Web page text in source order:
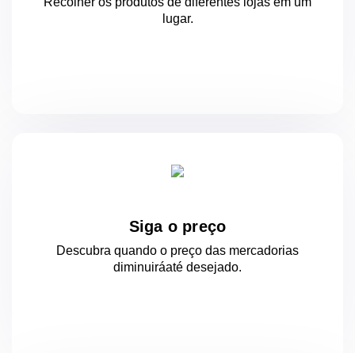
lugar.
Siga o preço
Descubra quando o preço das mercadorias
diminuiráaté desejado.